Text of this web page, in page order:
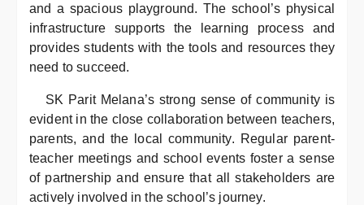
and a spacious playground. The school’s physical
infrastructure supports the learning process and
provides students with the tools and resources they
need to succeed.
SK Parit Melana’s strong sense of community is
evident in the close collaboration between teachers,
parents, and the local community. Regular parent-
teacher meetings and school events foster a sense
of partnership and ensure that all stakeholders are
actively involved in the school’s journey.